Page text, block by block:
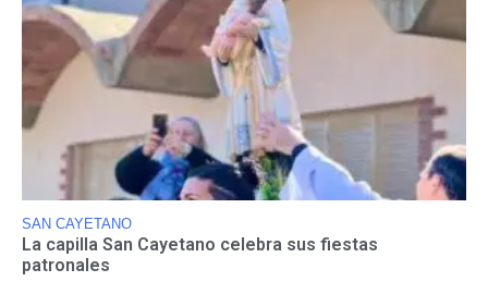
SAN CAYETANO
La capilla San Cayetano celebra sus fiestas
patronales